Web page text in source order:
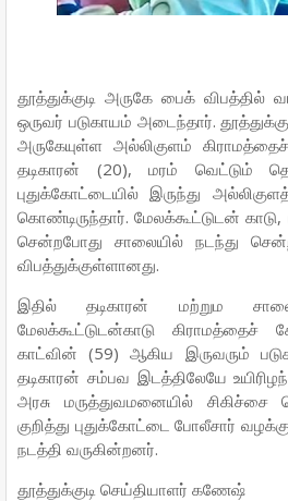
தூத்துக்குடி அருகே பைக் விபத்தில்
ஒருவர் படுகாயம் அடைந்தார்.
அருகேயுள்ள அல்லிகுளம்
தடிகாரன் (20), மரம் வெட்டும்
புதுக்கோட்டையில் இருந்து
கொண்டிருந்தார். மேலக்கூட்டுடன்
சென்றபோது சாலையில் நடந்து
விபத்துக்குள்ளானது.
இதில் தடிகாரன் மற்றும
மேலக்கூட்டுடன்காடு கிராமத்தைச்
காட்வின் (59) ஆகிய இருவரும்
தடிகாரன் சம்பவ இடத்திலேயே
அரசு மருத்துவமனையில் சிகிச்சை
குறித்து புதுக்கோட்டை போலீசார்
நடத்தி வருகின்றனர்.
தூத்துக்குடி செய்தியாளர் கணேஷ்